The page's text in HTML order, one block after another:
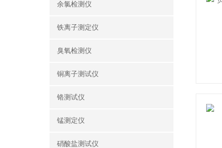
余氯检测仪
铁离子测定仪
臭氧检测仪
铜离子测试仪
铬测试仪
锰测定仪
硝酸盐测试仪